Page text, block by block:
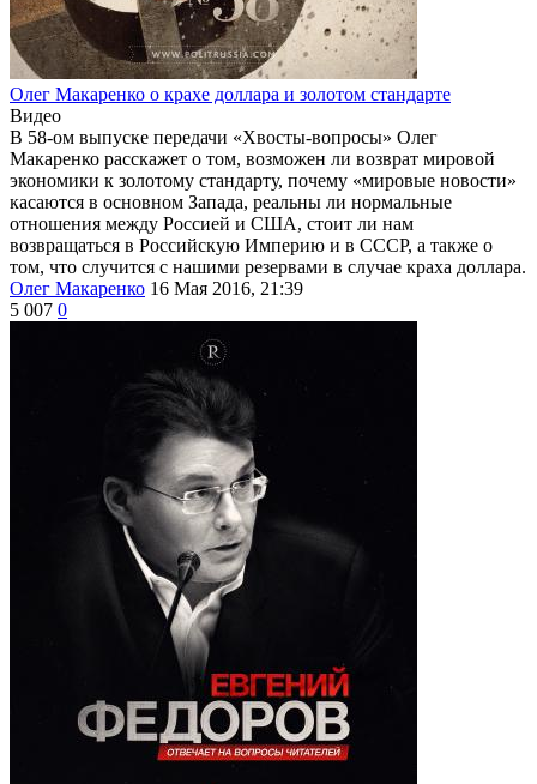
Олег Макаренко о крахе доллара и золотом стандарте
Видео
В 58-ом выпуске передачи «Хвосты-вопросы» Олег
Макаренко расскажет о том, возможен ли возврат мировой
экономики к золотому стандарту, почему «мировые новости»
касаются в основном Запада, реальны ли нормальные
отношения между Россией и США, стоит ли нам
возвращаться в Российскую Империю и в СССР, а также о
том, что случится с нашими резервами в случае краха доллара.
Олег Макаренко 16 Мая 2016, 21:39
5 007 0